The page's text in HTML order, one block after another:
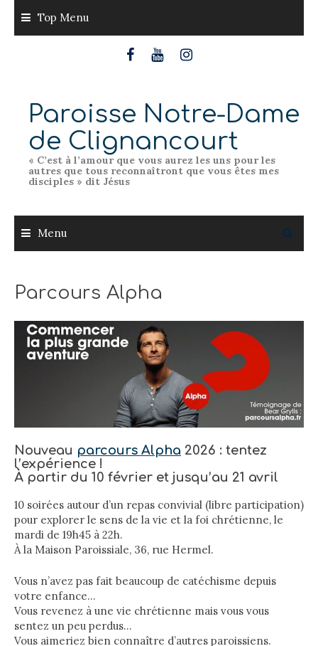
content
Top Menu
Paroisse Notre-Dame
de Clignancourt
« C’est à l’amour que vous aurez les uns pour les
autres que tous reconnaîtront que vous êtes mes
disciples » dit Jésus
Menu
Parcours Alpha
Nouveau parcours Alpha 2026 : tentez
l’expérience !
À partir du 10 février et jusqu’au 21 avril
10 soirées autour d’un repas convivial (libre participation)
pour explorer le sens de la vie et la foi chrétienne, le
mardi de 19h45 à 22h.
À la Maison Paroissiale, 36, rue Hermel.
Vous n’avez pas fait beaucoup de catéchisme depuis
votre enfance…
Vous revenez à une vie chrétienne mais vous vous
sentez un peu perdus…
Vous aimeriez bien connaître d’autres paroissiens.